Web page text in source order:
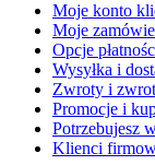
Moje konto
Moje
Opcje
Wysyłka i
Zwroty i
Promocje i
Potrzebujesz
Klienci